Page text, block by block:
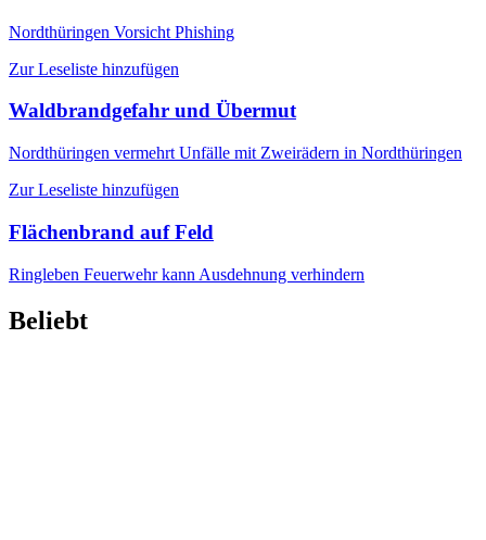
Nordthüringen Vorsicht Phishing
Zur Leseliste hinzufügen
Waldbrandgefahr und Übermut
Nordthüringen vermehrt Unfälle mit Zweirädern in Nordthüringen
Zur Leseliste hinzufügen
Flächenbrand auf Feld
Ringleben Feuerwehr kann Ausdehnung verhindern
Beliebt